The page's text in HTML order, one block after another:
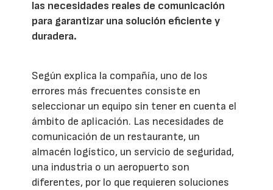
las necesidades reales de comunicación
para garantizar una solución eficiente y
duradera.
Según explica la compañía, uno de los
errores más frecuentes consiste en
seleccionar un equipo sin tener en cuenta el
ámbito de aplicación. Las necesidades de
comunicación de un restaurante, un
almacén logístico, un servicio de seguridad,
una industria o un aeropuerto son
diferentes, por lo que requieren soluciones